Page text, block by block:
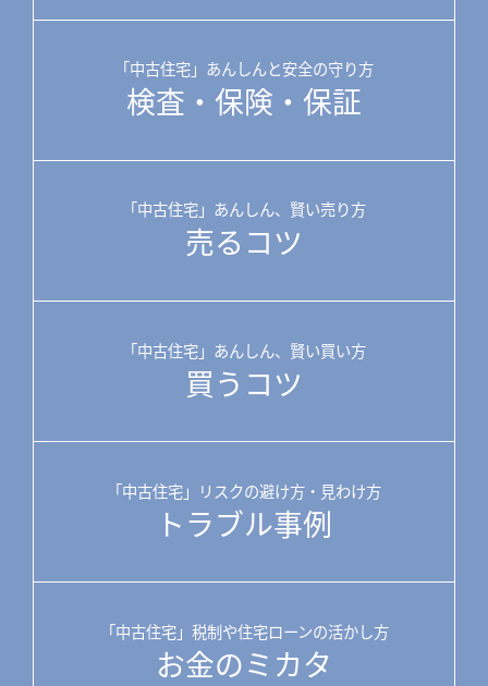
「中古住宅」あんしんと安全の守り方
検査・保険・保証
「中古住宅」あんしん、賢い売り方
売るコツ
「中古住宅」あんしん、賢い買い方
買うコツ
「中古住宅」リスクの避け方・見わけ方
トラブル事例
「中古住宅」税制や住宅ローンの活かし方
お金のミカタ